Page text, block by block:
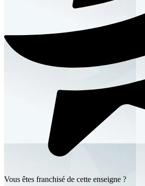
Vous êtes franchisé de cette enseigne ?